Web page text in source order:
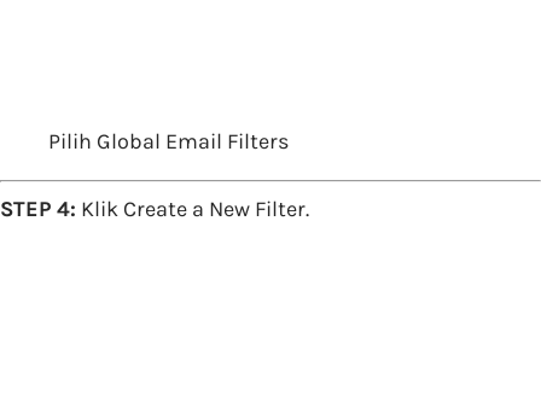
Pilih Global Email Filters
STEP 4: Klik Create a New Filter.